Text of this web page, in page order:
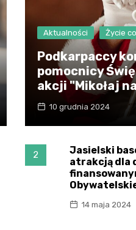
Aktualności Życie
Podkarpaccy
pomocnicy
akcji "Mikołaj
10 grudnia 2024
2
Jasielski
atrakcją dla
14 maja 2024